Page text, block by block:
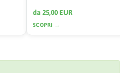
da 25,00 EUR
SCOPRI →